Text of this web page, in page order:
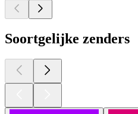
Soortgelijke zenders